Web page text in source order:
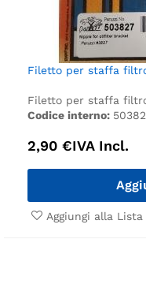
Filetto per staffa
Filetto per staffa
Codice interno:
2,90 €IVA Incl.
Aggiungi alla